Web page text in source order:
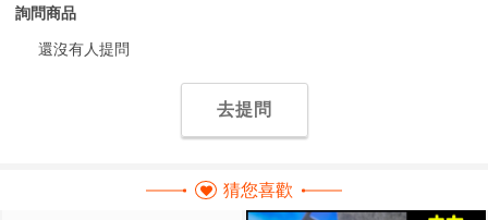
詢問商品
還沒有人提問
去提問
猜您喜歡